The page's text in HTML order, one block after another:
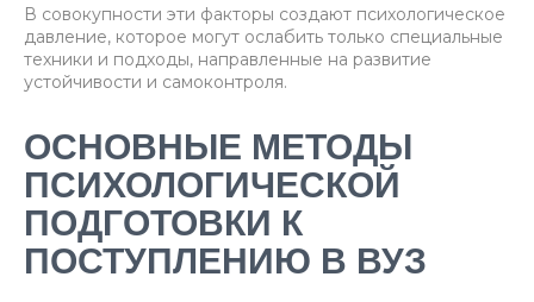
В совокупности эти факторы создают психологическое
давление, которое могут ослабить только специальные
техники и подходы, направленные на развитие
устойчивости и самоконтроля.
ОСНОВНЫЕ МЕТОДЫ
ПСИХОЛОГИЧЕСКОЙ
ПОДГОТОВКИ К
ПОСТУПЛЕНИЮ В ВУЗ